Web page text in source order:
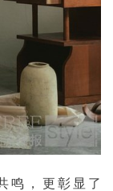
，更彰显了